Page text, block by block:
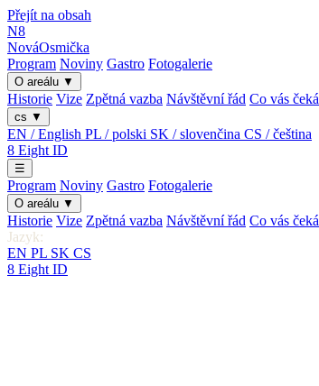
Přejít na obsah
N8
NováOsmička
Program Noviny Gastro Fotogalerie
O areálu ▼
Historie Vize Zpětná vazba Návštěvní řád Co vás čeká
cs ▼
EN / English PL / polski SK / slovenčina CS / čeština
8 Eight ID
☰
Program Noviny Gastro Fotogalerie
O areálu ▼
Historie Vize Zpětná vazba Návštěvní řád Co vás čeká
Jazyk:
EN PL SK CS
8 Eight ID